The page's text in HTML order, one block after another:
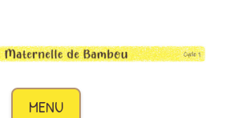
MENU
Aller au contenu